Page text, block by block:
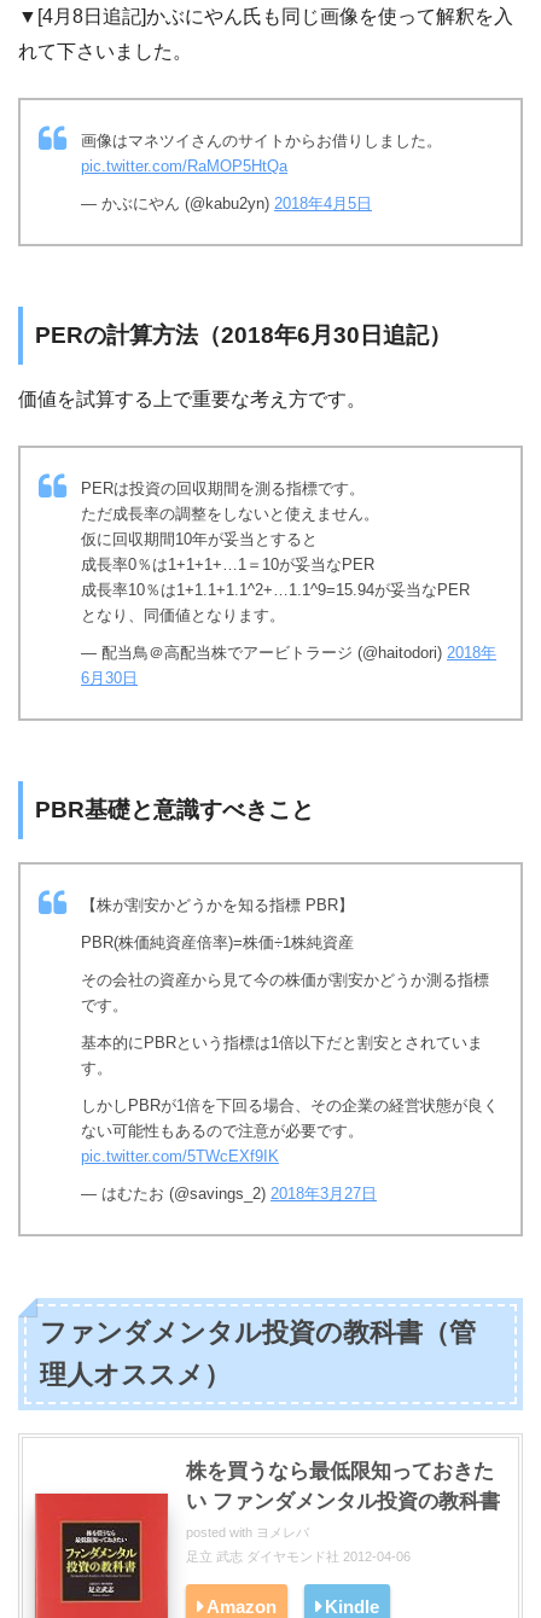
▼[4月8日追記]かぶにやん氏も同じ画像を使って解釈を入
れて下さいました。
画像はマネツイさんのサイトからお借りしました。
pic.twitter.com/RaMOP5HtQa
— かぶにやん (@kabu2yn) 2018年4月5日
PERの計算方法（2018年6月30日追記）
価値を試算する上で重要な考え方です。
PERは投資の回収期間を測る指標です。
ただ成長率の調整をしないと使えません。
仮に回収期間10年が妥当とすると
成長率0％は1+1+1+…1＝10が妥当なPER
成長率10％は1+1.1+1.1^2+…1.1^9=15.94が妥当なPER
となり、同価値となります。
— 配当鳥＠高配当株でアービトラージ (@haitodori) 2018年
6月30日
PBR基礎と意識すべきこと
【株が割安かどうかを知る指標 PBR】
PBR(株価純資産倍率)=株価÷1株純資産
その会社の資産から見て今の株価が割安かどうか測る指標
です。
基本的にPBRという指標は1倍以下だと割安とされていま
す。
しかしPBRが1倍を下回る場合、その企業の経営状態が良く
ない可能性もあるので注意が必要です。
pic.twitter.com/5TWcEXf9IK
— はむたお (@savings_2) 2018年3月27日
ファンダメンタル投資の教科書（管
理人オススメ）
株を買うなら最低限知っておきた
い ファンダメンタル投資の教科書
posted with ヨメレバ
足立 武志 ダイヤモンド社 2012-04-06
Amazon Kindle